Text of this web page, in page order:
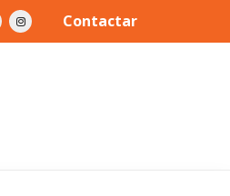
Contactar